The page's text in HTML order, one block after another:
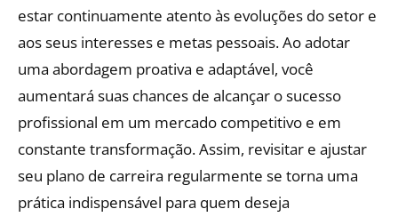
estar continuamente atento às evoluções do setor e
aos seus interesses e metas pessoais. Ao adotar
uma abordagem proativa e adaptável, você
aumentará suas chances de alcançar o sucesso
profissional em um mercado competitivo e em
constante transformação. Assim, revisitar e ajustar
seu plano de carreira regularmente se torna uma
prática indispensável para quem deseja